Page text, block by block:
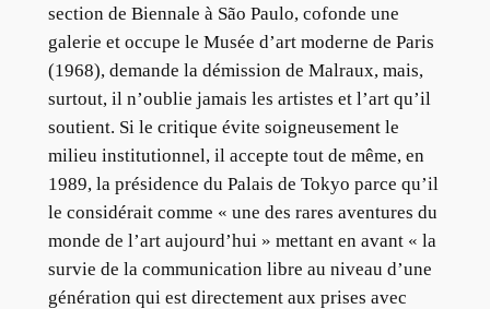
section de Biennale à São Paulo, cofonde une
galerie et occupe le Musée d’art moderne de Paris
(1968), demande la démission de Malraux, mais,
surtout, il n’oublie jamais les artistes et l’art qu’il
soutient. Si le critique évite soigneusement le
milieu institutionnel, il accepte tout de même, en
1989, la présidence du Palais de Tokyo parce qu’il
le considérait comme « une des rares aventures du
monde de l’art aujourd’hui » mettant en avant « la
survie de la communication libre au niveau d’une
génération qui est directement aux prises avec